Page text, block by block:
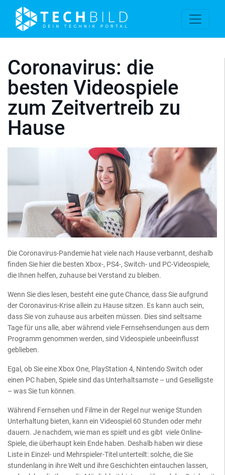
Coronavirus: die
besten Videospiele
zum Zeitvertreib zu
Hause
Die Coronavirus-Pandemie hat viele nach Hause verbannt, deshalb
finden Sie hier die besten Xbox-, PS4-, Switch- und PC-Videospiele,
die Ihnen helfen, zuhause bei Verstand zu bleiben.
Wenn Sie dies lesen, besteht eine gute Chance, dass Sie aufgrund
der Coronavirus-Krise allein zu Hause sitzen. Es kann auch sein,
dass Sie von zuhause aus arbeiten müssen. Dies sind seltsame
Tage für uns alle, aber während viele Fernsehsendungen aus dem
Programm genommen werden, sind Videospiele unbeeinflusst
geblieben.
Egal, ob Sie eine Xbox One, PlayStation 4, Nintendo Switch oder
einen PC haben, Spiele sind das Unterhaltsamste – und Geselligste
– was Sie tun können.
Während Fernsehen und Filme in der Regel nur wenige Stunden
Unterhaltung bieten, kann ein Videospiel 60 Stunden oder mehr
dauern. Je nachdem, wie man es spielt und es gibt viele Online-
Spiele, die überhaupt kein Ende haben. Deshalb haben wir diese
Liste in Einzel- und Mehrspieler-Titel unterteilt: solche, die Sie
stundenlang in ihre Welt und ihre Geschichten eintauchen lassen,